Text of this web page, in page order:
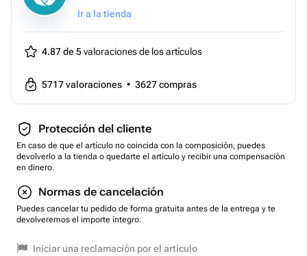
Ir a la tienda
4.87 de 5valoraciones de los artículos
5717valoraciones • 3627compras
Protección del cliente
En caso de que el artículo no coincida con la composición, puedes
devolverlo a la tienda o quedarte el artículo y recibir una compensación
en dinero.
Normas de cancelación
Puedes cancelar tu pedido de forma gratuita antes de la entrega y te
devolveremos el importe íntegro.
Iniciar una reclamación por el artículo